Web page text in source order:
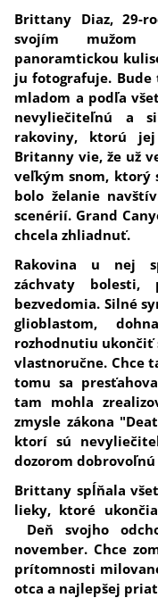
Brittany Diaz, 29-
svojím mužom
panoramtickou
ju fotografuje.
mladom a podľa
nevyliečiteľnú a
rakoviny, ktorú
Britanny vie, že už
veľkým snom, ktorý
bolo želanie
scenérií. Grand
chcela zhliadnuť.
Rakovina u nej
záchvaty
bezvedomia. Silné
glioblastom,
rozhodnutiu ukončiť
vlastnoručne. Chce
tomu sa
tam mohla
zmysle zákona
ktorí sú
dozorom
Brittany spĺňala
lieky, ktoré
Deň svojho
november. Chce
prítomnosti
otca a najlepšej